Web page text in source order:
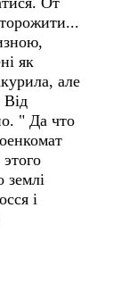
як
але
Від
" Да что
землі
і